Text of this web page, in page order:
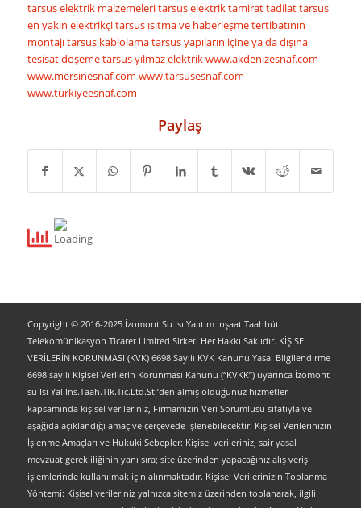
tarsus elektrik malzemeleritarsus elektrik tamirat tadilattarsus
en yakın elektrikçitarsus ısıtma ve haberleşme tertibatının
montajıtarsus kablolamatarsus yapıların içine ya da dışına
tesisat döşemetarsus yılmaz elektrikwww.akdenizesnaf.com
www.mersinesnaf.com www.tarsusesnaf.com
www.turkiyeesnaf.com
Paylaş
Copyright © 2016-2025 İzomont Su Isı Yalıtım İnşaat Taahhüt
Telekomünikasyon Ticaret Limited Sirketi Her Hakkı Saklıdır. KİŞİSEL
VERİLERİN KORUNMASI (KVK) 6698 Sayılı KVK Kanunu Yasal Bilgilendirme
6698 sayılı Kişisel Verilerin Korunması Kanunu (“KVKK”) uyarınca İzomont
su Isi Yal.Ins.Taah.Tlk.Tic.Ltd.Sti’den almış olduğunuz hizmetler
kapsamında kişisel verileriniz, Firmamızın Veri Sorumlusu sıfatıyla ve
aşağıda açıklandığı amaç ve çerçevede işlenebilecektir. Kişisel Verilerinizin
İşlenme Amaçları ve Hukuki Sebepler: Kişisel verileriniz, sair yasal
mevzuat gerekliliğinin yanı sıra; site üzerinden yapacağınız alış veriş
işlemlerinde kullanılmak için alınmaktadır. Kişisel Verilerinizin Toplanma
Yöntemi: Kişisel verileriniz yalnızca sitemiz üzerinden toplanarak, ilgili